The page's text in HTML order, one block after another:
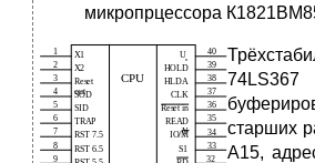
микропрцессора
74LS367
старших
A15,